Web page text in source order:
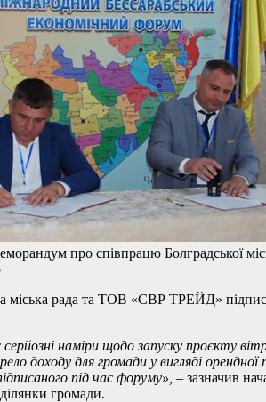
про співпрацю Болградської
рада та ТОВ «СВР ТРЕЙД»
наміри щодо запуску проєкту
доходу для громади у вигляді
під час форуму», – зазначив
громади.